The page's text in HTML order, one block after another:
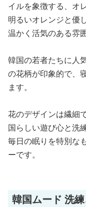
イルを象徴する、オ
明るいオレンジと優
温かく活気のある雰
韓国の若者たちに人
の花柄が印象的で、
ます。
花のデザインは繊細
国らしい遊び心と洗
毎日の眠りを特別な
ーです。
韓国ムード 洗